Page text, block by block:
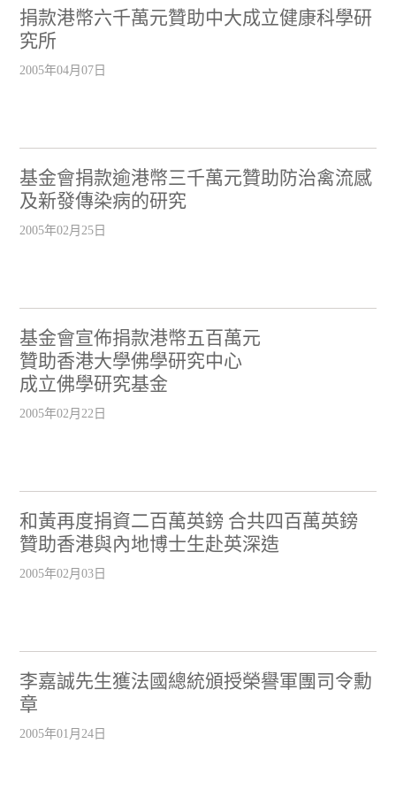
捐款港幣六千萬元贊助中大成立健康科學研
究所
2005年04月07日
基金會捐款逾港幣三千萬元贊助防治禽流感
及新發傳染病的研究
2005年02月25日
基金會宣佈捐款港幣五百萬元
贊助香港大學佛學研究中心
成立佛學研究基金
2005年02月22日
和黃再度捐資二百萬英鎊 合共四百萬英鎊
贊助香港與內地博士生赴英深造
2005年02月03日
李嘉誠先生獲法國總統頒授榮譽軍團司令勳
章
2005年01月24日